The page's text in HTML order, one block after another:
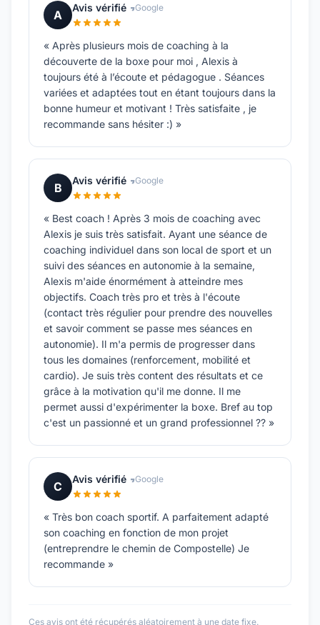
A
Avis vérifié Google
« Après plusieurs mois de coaching à la
découverte de la boxe pour moi , Alexis à
toujours été à l’écoute et pédagogue . Séances
variées et adaptées tout en étant toujours dans la
bonne humeur et motivant ! Très satisfaite , je
recommande sans hésiter :) »
B
Avis vérifié Google
« Best coach ! Après 3 mois de coaching avec
Alexis je suis très satisfait. Ayant une séance de
coaching individuel dans son local de sport et un
suivi des séances en autonomie à la semaine,
Alexis m'aide énormément à atteindre mes
objectifs. Coach très pro et très à l'écoute
(contact très régulier pour prendre des nouvelles
et savoir comment se passe mes séances en
autonomie). Il m'a permis de progresser dans
tous les domaines (renforcement, mobilité et
cardio). Je suis très content des résultats et ce
grâce à la motivation qu'il me donne. Il me
permet aussi d'expérimenter la boxe. Bref au top
c'est un passionné et un grand professionnel ?? »
C
Avis vérifié Google
« Très bon coach sportif. A parfaitement adapté
son coaching en fonction de mon projet
(entreprendre le chemin de Compostelle) Je
recommande »
Ces avis ont été récupérés aléatoirement à une date fixe.